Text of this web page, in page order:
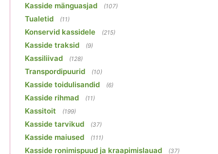
Kasside mänguasjad (107)
Tualetid (11)
Konservid kassidele (215)
Kasside traksid (9)
Kassiliivad (128)
Transpordipuurid (10)
Kasside toidulisandid (6)
Kasside rihmad (11)
Kassitoit (199)
Kasside tarvikud (37)
Kasside maiused (111)
Kasside ronimispuud ja kraapimislauad (37)